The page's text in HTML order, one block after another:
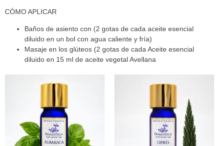
CÓMO APLICAR
Baños de asiento con (2 gotas de cada aceite esencial
diluido en un bol con agua caliente y fría)
Masaje en los glúteos (2 gotas de cada Aceite esencial
diluido en 15 ml de aceite vegetal Avellana